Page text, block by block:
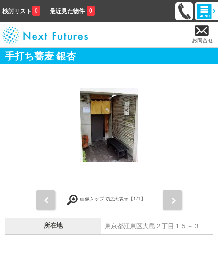
検討リスト 0 最近見た物件 0
お問合せ
手打ち蕎麦 銀杏
画像タップで拡大表示【1/1】
所在地 東京都江東区大島２丁目１５－３